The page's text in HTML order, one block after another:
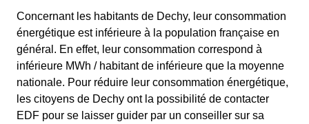
Concernant les habitants de Dechy, leur consommation
énergétique est inférieure à la population française en
général. En effet, leur consommation correspond à
inférieure MWh / habitant de inférieure que la moyenne
nationale. Pour réduire leur consommation énergétique,
les citoyens de Dechy ont la possibilité de contacter
EDF pour se laisser guider par un conseiller sur sa